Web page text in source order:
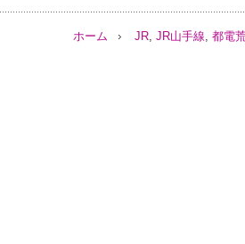
ホーム JR, JR山手線, 都電